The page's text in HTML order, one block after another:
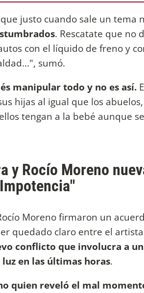
justo cuando sale un tema
. Rescatate que no
con el líquido de freno y
sumó.
manipular todo y no es así.
hijas al igual que los
tengan a la bebé aunque
y Rocío Moreno
Moreno firmaron un
quedado claro entre el
conflicto que involucra a
en las últimas horas.
quien reveló el mal